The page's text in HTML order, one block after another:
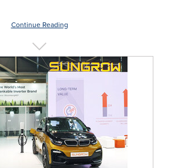
Continue Reading